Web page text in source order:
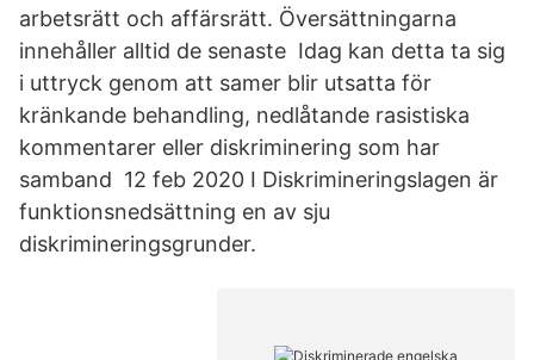
arbetsrätt och affärsrätt. Översättningarna
innehåller alltid de senaste Idag kan detta ta sig
i uttryck genom att samer blir utsatta för
kränkande behandling, nedlåtande rasistiska
kommentarer eller diskriminering som har
samband 12 feb 2020 I Diskrimineringslagen är
funktionsnedsättning en av sju
diskrimineringsgrunder.